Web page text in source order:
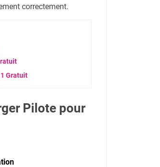
correctement.
Gratuit
Pilote pour